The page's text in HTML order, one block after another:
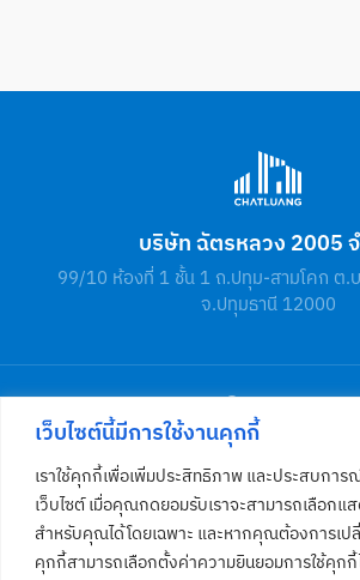
เว็บไซต์นี้มีการใช้งานคุกกี้
เราใช้คุกกี้เพื่อเพิ่มประสิทธิภาพ และประสบการ
เว็บไซต์ เมื่อคุณกดยอมรับเราจะสามารถเลือกแ
สำหรับคุณได้โดยเฉพาะ และหากคุณต้องการเป
คุกกี้สามารถเลือกตั้งค่าความยินยอมการใช้คุก
บริษัท ฉัตรหลวง 2005
99/10 ห้องที่ 1 ชั้น 1 ถ.ปทุม-สามโคก ต.
จ.ปทุมธานี 12000
โทร02 581 4812